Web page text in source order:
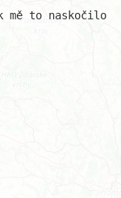
mě to naskočilo